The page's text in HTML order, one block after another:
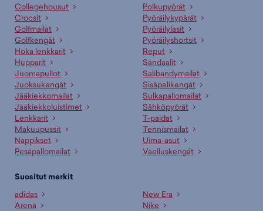
Collegehousut
Crocsit
Golfmailat
Golfkengät
Hoka lenkkarit
Hupparit
Juomapullot
Juoksukengät
Jääkiekkomailat
Jääkiekkoluistimet
Lenkkarit
Makuupussit
Nappikset
Pesäpallomailat
Polkupyörät
Pyöräilykypärät
Pyöräilylasit
Pyöräilyshortsit
Reput
Sandaalit
Salibandymailat
Sisäpelikengät
Sulkapallomailat
Sähköpyörät
T-paidat
Tennismailat
Uima-asut
Vaelluskengät
Suositut merkit
adidas
Arena
New Era
Nike